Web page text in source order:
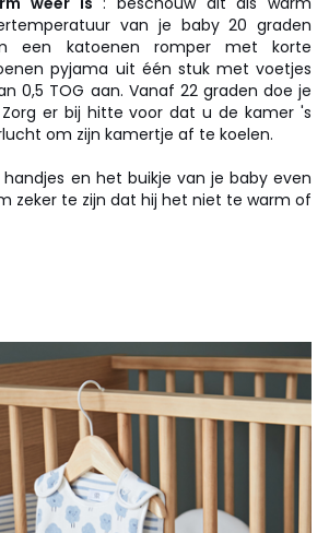
van je baby 20 graden
een katoenen romper met korte
pyjama uit één stuk met voetjes
0,5 TOG aan. Vanaf 22 graden doe je
er bij hitte voor dat u de kamer 's
om zijn kamertje af te koelen.
en het buikje van je baby even
zeker te zijn dat hij het niet te warm of